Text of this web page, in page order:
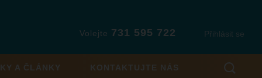
Přihlásit se
Volejte 731 595 722
A ČLÁNKY KONTAKTUJTE NÁS